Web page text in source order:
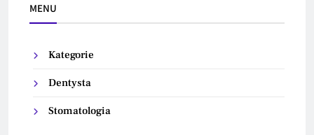
MENU
Kategorie
Dentysta
Stomatologia